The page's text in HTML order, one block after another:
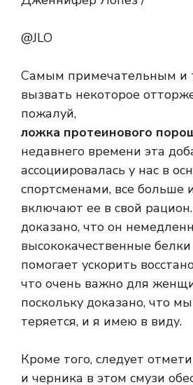
@JLO
Самым примечательным и
вызвать некоторое
пожалуй,
ложка протеинового
недавнего времени эта
ассоциировалась у нас в
спортсменами, все больше
включают ее в свой
доказано, что он
высококачественные
помогает ускорить
что очень важно для
поскольку доказано, что
теряется, и я имею в виду.
Кроме того, следует
и черника в этом смузи